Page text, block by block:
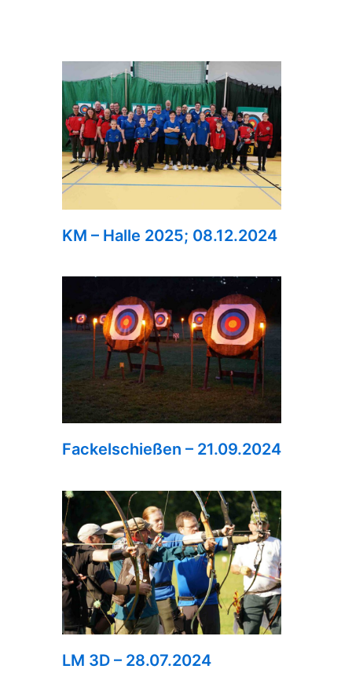
KM – Halle 2025; 08.12.2024
Fackelschießen – 21.09.2024
LM 3D – 28.07.2024